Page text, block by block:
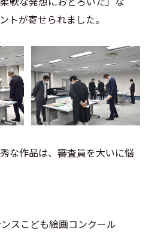
トが寄せられました。
な作品は、審査員を大いに悩
スこども絵画コンクール